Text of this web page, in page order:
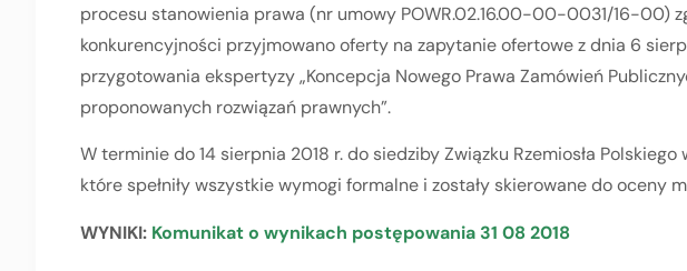
procesu stanowienia prawa (nr umowy POWR.02.16.00-00-0031/16-00)
konkurencyjności przyjmowano oferty na zapytanie ofertowe z dnia 6
przygotowania ekspertyzy „Koncepcja Nowego Prawa Zamówień
proponowanych rozwiązań prawnych”.
W terminie do 14 sierpnia 2018 r. do siedziby Związku Rzemiosła Polskiego
które spełniły wszystkie wymogi formalne i zostały skierowane do oceny
WYNIKI: Komunikat o wynikach postępowania 31 08 2018